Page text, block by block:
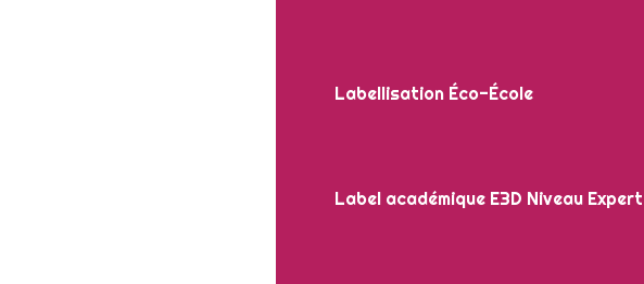
Labellisation Éco-École
Label académique E3D Niveau Expert